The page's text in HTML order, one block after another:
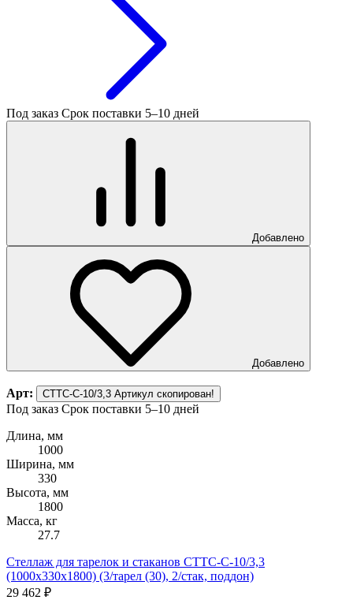
Под заказ Срок поставки 5–10 дней
Добавлено
Добавлено
Арт: СТТС-С-10/3,3 Артикул скопирован!
Под заказ Срок поставки 5–10 дней
Длина, мм
1000
Ширина, мм
330
Высота, мм
1800
Масса, кг
27.7
Стеллаж для тарелок и стаканов СТТС-С-10/3,3
(1000х330х1800) (3/тарел (30), 2/стак, поддон)
29 462 ₽